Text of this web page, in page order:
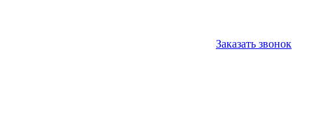
Заказать звонок